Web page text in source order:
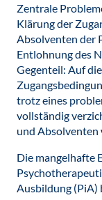
Zentrale
Klärung der
Absolventen der
Entlohnung des
Gegenteil: Auf
trotz eines
vollständig
und Absolventen
Die mangelhafte
Ausbildung (PiA)